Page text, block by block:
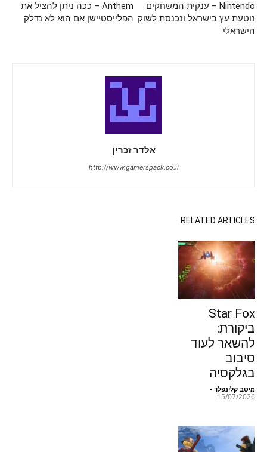
Anthem – ככה ניתן להציל את
הפלייסטיישן אם הוא לא נדלק
Nintendo – ענקית המשחקים
נוטעת עץ בישראל ונכנסת לשוק
הישראלי
אלדר זכרין
http://www.gamerspack.co.il
RELATED ARTICLES
Star Fox
ביקורת:
להשאר לעוד
סיבוב
בגלקסיה
מיטב קלינפלד -
15/07/2026